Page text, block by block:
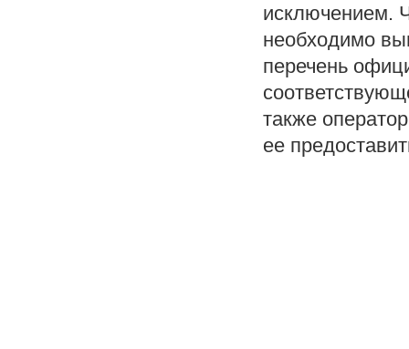
исключением.
необходимо
перечень
также
ее